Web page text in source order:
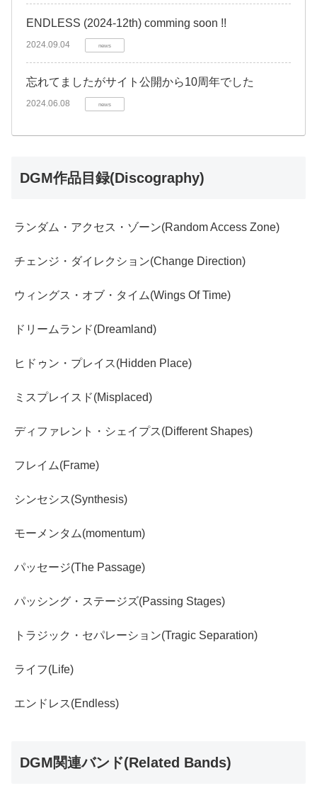
ENDLESS (2024-12th) comming soon !!
2024.09.04 news
忘れてましたがサイト公開から10周年でした
2024.06.08 news
DGM作品目録(Discography)
ランダム・アクセス・ゾーン(Random Access Zone)
チェンジ・ダイレクション(Change Direction)
ウィングス・オブ・タイム(Wings Of Time)
ドリームランド(Dreamland)
ヒドゥン・プレイス(Hidden Place)
ミスプレイスド(Misplaced)
ディファレント・シェイプス(Different Shapes)
フレイム(Frame)
シンセシス(Synthesis)
モーメンタム(momentum)
パッセージ(The Passage)
パッシング・ステージズ(Passing Stages)
トラジック・セパレーション(Tragic Separation)
ライフ(Life)
エンドレス(Endless)
DGM関連バンド(Related Bands)